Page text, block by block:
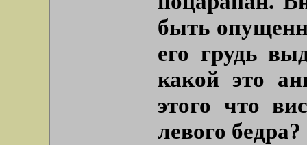
быть
его грудь
какой это
этого что
левого бедра?